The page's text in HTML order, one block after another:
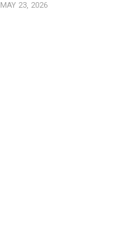
MAY 23, 2026